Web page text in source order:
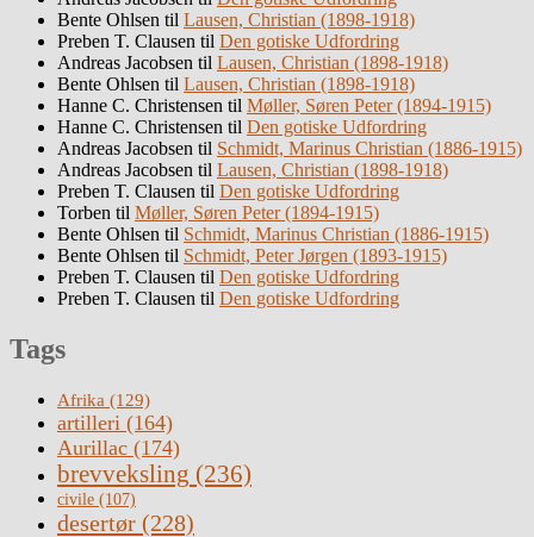
Bente Ohlsen til Lausen, Christian (1898-1918)
Preben T. Clausen til Den gotiske Udfordring
Andreas Jacobsen til Lausen, Christian (1898-1918)
Bente Ohlsen til Lausen, Christian (1898-1918)
Hanne C. Christensen til Møller, Søren Peter (1894-1915)
Hanne C. Christensen til Den gotiske Udfordring
Andreas Jacobsen til Schmidt, Marinus Christian (1886-1915)
Andreas Jacobsen til Lausen, Christian (1898-1918)
Preben T. Clausen til Den gotiske Udfordring
Torben til Møller, Søren Peter (1894-1915)
Bente Ohlsen til Schmidt, Marinus Christian (1886-1915)
Bente Ohlsen til Schmidt, Peter Jørgen (1893-1915)
Preben T. Clausen til Den gotiske Udfordring
Preben T. Clausen til Den gotiske Udfordring
Tags
Afrika (129)
artilleri (164)
Aurillac (174)
brevveksling (236)
civile (107)
desertør (228)